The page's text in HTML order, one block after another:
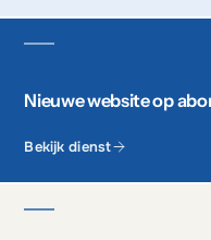
Nieuwe website op
Bekijk dienst